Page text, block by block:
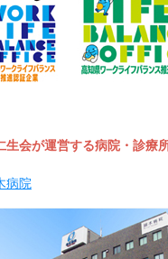
会が運営する病院・診療
病院